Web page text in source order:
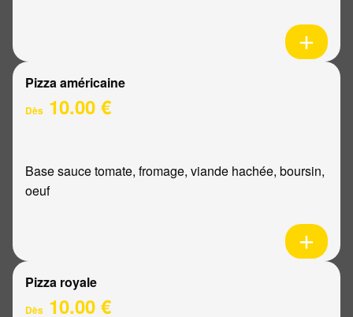
Pizza américaine
Dès 10.00 €
Base sauce tomate, fromage, viande hachée, boursin,
oeuf
Pizza royale
Dès 10.00 €